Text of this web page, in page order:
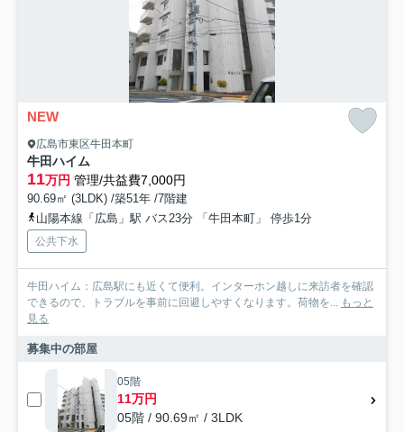
NEW
広島市東区牛田本町
牛田ハイム
11万円 管理/共益費7,000円
90.69㎡ (3LDK) /築51年 /7階建
山陽本線「広島」駅 バス23分 「牛田本町」 停歩1分
公共下水
牛田ハイム：広島駅にも近くて便利。インターホン越しに来訪者を確認
できるので、トラブルを事前に回避しやすくなります。荷物を...
もっと
見る
募集中の部屋
05階
11万円
05階 / 90.69㎡ / 3LDK